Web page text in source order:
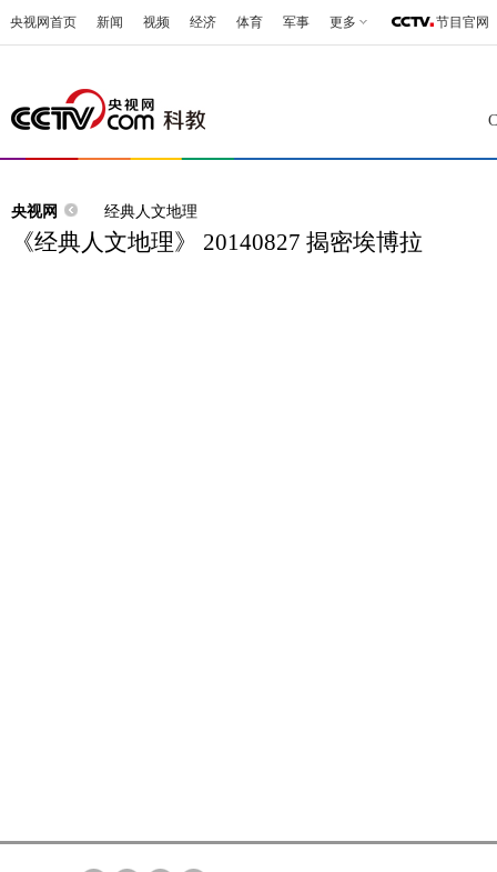
央视网首页 新闻 视频 经济 体育 军事 更多 节目官网
央视网 经典人文地理
《经典人文地理》 20140827 揭密埃博拉